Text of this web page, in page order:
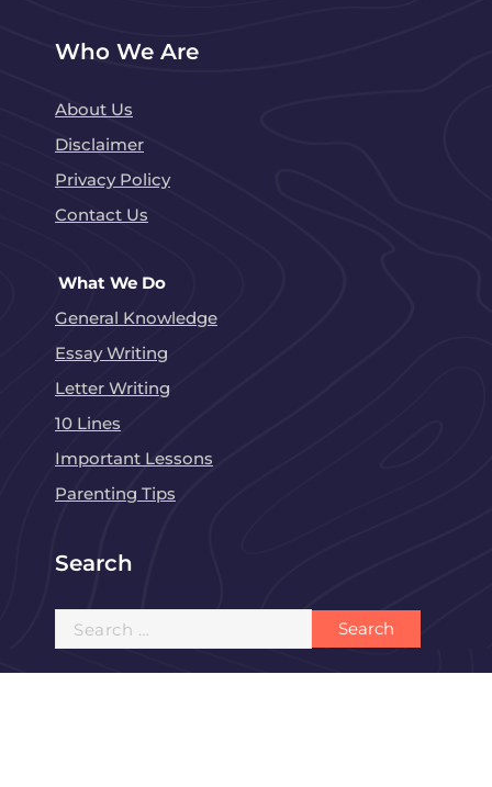
Who We Are
About Us
Disclaimer
Privacy Policy
Contact Us
What We Do
General Knowledge
Essay Writing
Letter Writing
10 Lines
Important Lessons
Parenting Tips
Search
Search
for: